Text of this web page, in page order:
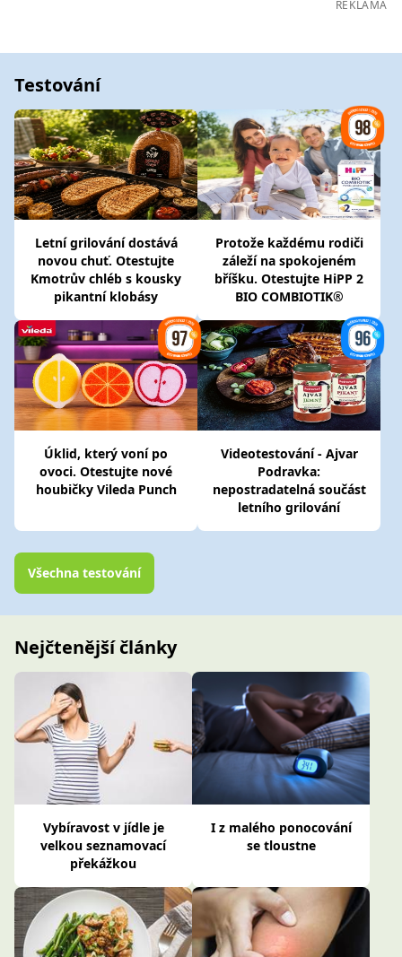
REKLAMA
Testování
Letní grilování dostává
novou chuť. Otestujte
Kmotrův chléb s kousky
pikantní klobásy
Protože každému rodiči
záleží na spokojeném
bříšku. Otestujte HiPP 2
BIO COMBIOTIK®
Úklid, který voní po
ovoci. Otestujte nové
houbičky Vileda Punch
Videotestování - Ajvar
Podravka:
nepostradatelná součást
letního grilování
Všechna testování
Nejčtenější články
Vybíravost v jídle je
velkou seznamovací
překážkou
I z malého ponocování
se tloustne